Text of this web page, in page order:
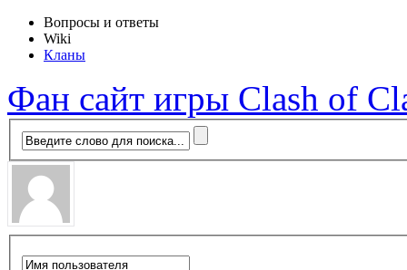
Вопросы и ответы
Wiki
Кланы
Фан сайт игры Clash of